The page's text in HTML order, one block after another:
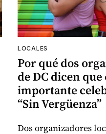
LOCALES
Por qué dos
de DC dicen que
importante
“Sin Vergüenza”
Dos organizadores